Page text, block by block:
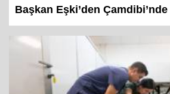
Başkan Eşki’den